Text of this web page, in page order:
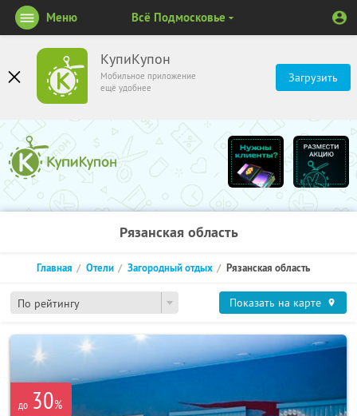
КупиКупон
Мобильное приложение
ещё удобнее
Загрузить
Меню Всё Подмосковье
Рязанская область
По рейтингу
Главная Отели Загородный отдых Рязанская область
Показать на карте
до 30%